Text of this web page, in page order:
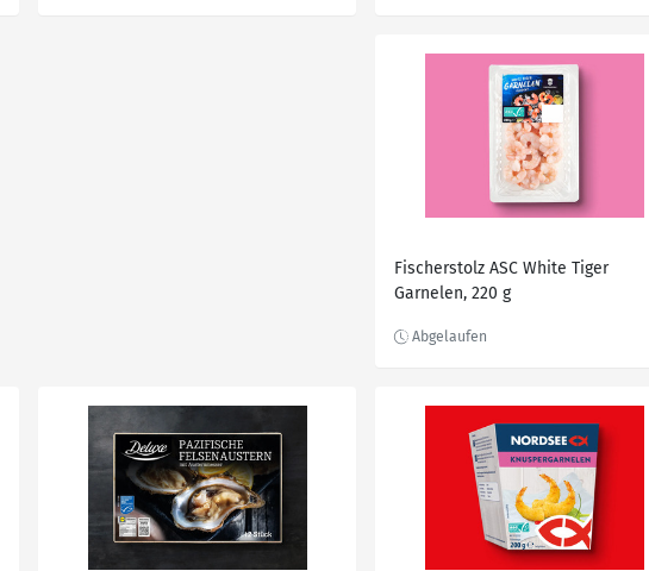
Fischerstolz ASC White Tiger
Garnelen, 220 g